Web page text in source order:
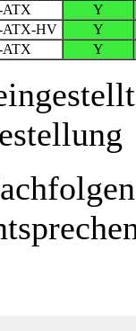
ATX
Y
ATX-HV
Y
ATX
Y